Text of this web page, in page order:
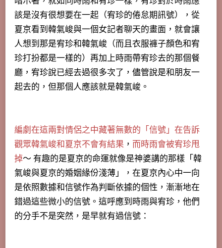
該是沒有很想要在一起（宥珍的倦怠期訊號），從
夏京看到韓氣峻與一個女記者聊天的畫面，就會讓
人想到那是宥珍和韓氣峻（而且衣服褲子顏色和宥
珍打扮都是一樣的）再加上時雨帶宥珍去的那個餐
廳，宥珍說已經去過很多次了，儘管說是和朋友一
起去的，但那個人應該就是韓氣峻。
編劇在這兩對情侶之中藏著無數的「信號」在告訴
觀眾韓氣峻和夏京不會有結果 ， 而時雨會被宥珍甩
掉～ 有趣的是夏京的命運就像是神婆講的那樣「韓
氣峻與夏京的婚姻緣份淺薄」，在夏京內心中一向
是依照數據和信號作為判斷依據的個性，漸漸地在
錯過這些微小的信號。這呼應到時雨與宥珍，他們
的分手不是突然，是早就有過信號：